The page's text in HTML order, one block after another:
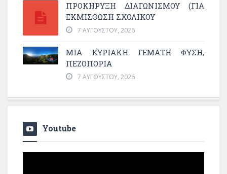
ΠΡΟΚΗΡΥΞΗ ΔΙΑΓΩΝΙΣΜΟΥ (ΓΙΑ
ΕΚΜΊΣΘΩΣΗ ΣΧΟΛΙΚΟΎ
7 ΑΥΓΟΎΣΤΟΥ, 2026
ΜΙΑ ΚΥΡΙΑΚΉ ΓΕΜΆΤΗ ΦΎΣΗ,
ΠΕΖΟΠΟΡΊΑ
7 ΑΥΓΟΎΣΤΟΥ, 2026
Youtube